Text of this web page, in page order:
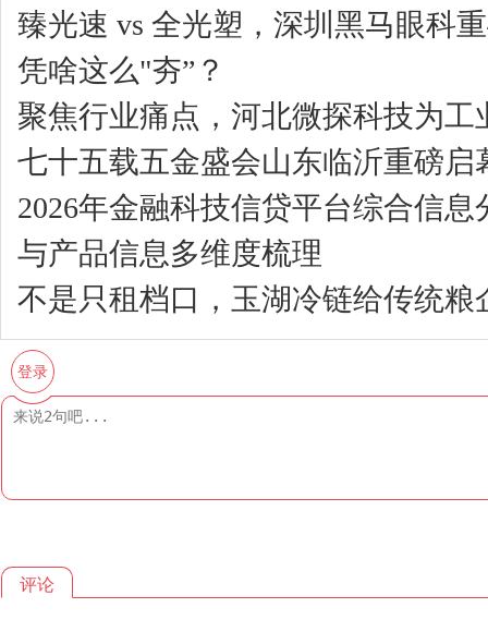
臻光速 vs 全光塑，深圳黑马眼科
凭啥这么"夯”？
聚焦行业痛点，河北微探科技为工
七十五载五金盛会山东临沂重磅启
2026年金融科技信贷平台综合信
与产品信息多维度梳理
不是只租档口，玉湖冷链给传统粮
登录
评论